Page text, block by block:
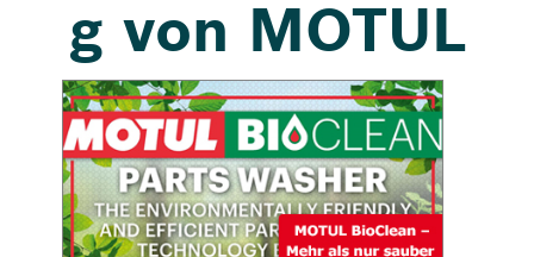
g von MOTUL